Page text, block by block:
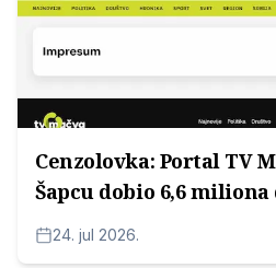
Cenzolovka: Portal TV
Šapcu dobio 6,6
Impressum
24. jul 2026.